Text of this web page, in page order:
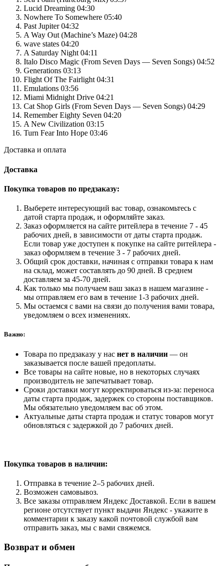
Lucid Dreaming 04:30
Nowhere To Somewhere 05:40
Past Jupiter 04:32
A Way Out (Machine’s Maze) 04:28
wave states 04:20
A Saturday Night 04:11
Italo Disco Magic (From Seven Days — Seven Songs) 04:52
Generations 03:13
Flight Of The Fairlight 04:31
Emulations 03:56
Miami Midnight Drive 04:21
Cat Shop Girls (From Seven Days — Seven Songs) 04:29
Remember Eighty Seven 04:20
A New Civilization 03:15
Turn Fear Into Hope 03:46
Доставка и оплата
Доставка
Покупка товаров по предзаказу:
Выберете интересующий вас товар, ознакомьтесь с
датой старта продаж, и оформляйте заказ.
Заказ оформляется на сайте ритейлера в течение 7 - 45
рабочих дней, в зависимости от даты старта продаж.
Если товар уже доступен к покупке на сайте ритейлера -
заказ оформляем в течение 3 - 7 рабочих дней.
Общий срок доставки, начиная с отправки товара к нам
на склад, может составлять до 90 дней. В среднем
доставляем за 45-70 дней.
Как только мы получаем ваш заказ в нашем магазине -
мы отправляем его вам в течение 1-3 рабочих дней.
Мы остаемся с вами на связи до получения вами товара,
уведомляем о всех изменениях.
Важно:
Товара по предзаказу у нас нет в наличии — он
заказывается после вашей предоплаты.
Все товары на сайте новые, но в некоторых случаях
производитель не запечатывает товар.
Сроки доставки могут корректироваться из-за: переноса
даты старта продаж, задержек со стороны поставщиков.
Мы обязательно уведомляем вас об этом.
Актуальные даты старта продаж и статус товаров могут
обновляться с задержкой до 7 рабочих дней.
Покупка товаров в наличии:
Отправка в течение 2–5 рабочих дней.
Возможен самовывоз.
Все заказы отправляем Яндекс Доставкой. Если в вашем
регионе отсутствует пункт выдачи Яндекс - укажите в
комментарии к заказу какой почтовой службой вам
отправить заказ, мы с вами свяжемся.
Возврат и обмен